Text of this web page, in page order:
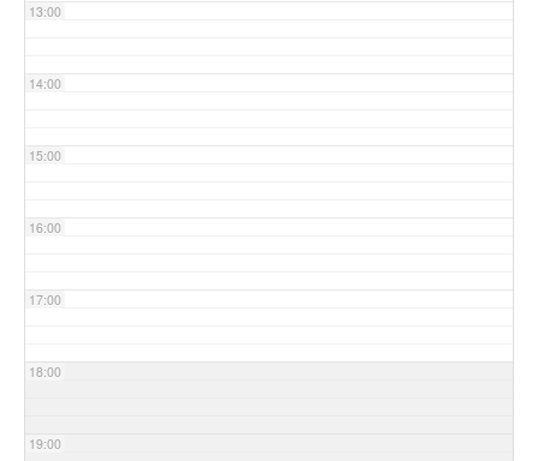
13:00
14:00
15:00
16:00
17:00
18:00
19:00